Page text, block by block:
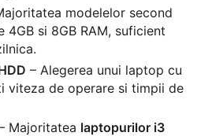
modelelor second
4GB si 8GB RAM, suficient
– Alegerea unui laptop cu
viteza de operare si timpii de
Majoritatea laptopurilor i3